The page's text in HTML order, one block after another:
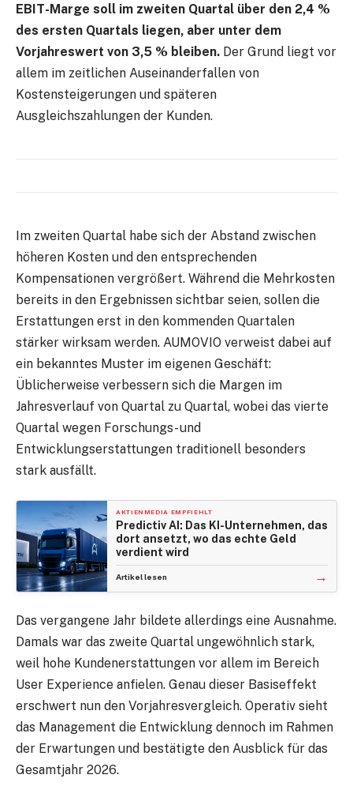
EBIT-Marge soll im zweiten Quartal über den 2,4 %
des ersten Quartals liegen, aber unter dem
Vorjahreswert von 3,5 % bleiben. Der Grund liegt vor
allem im zeitlichen Auseinanderfallen von
Kostensteigerungen und späteren
Ausgleichszahlungen der Kunden.
Im zweiten Quartal habe sich der Abstand zwischen
höheren Kosten und den entsprechenden
Kompensationen vergrößert. Während die Mehrkosten
bereits in den Ergebnissen sichtbar seien, sollen die
Erstattungen erst in den kommenden Quartalen
stärker wirksam werden. AUMOVIO verweist dabei auf
ein bekanntes Muster im eigenen Geschäft:
Üblicherweise verbessern sich die Margen im
Jahresverlauf von Quartal zu Quartal, wobei das vierte
Quartal wegen Forschungs- und
Entwicklungserstattungen traditionell besonders
stark ausfällt.
AKTIENMEDIA EMPFIEHLT
Predictiv AI: Das KI-Unternehmen, das
dort ansetzt, wo das echte Geld
verdient wird
Artikel lesen →
Das vergangene Jahr bildete allerdings eine Ausnahme.
Damals war das zweite Quartal ungewöhnlich stark,
weil hohe Kundenerstattungen vor allem im Bereich
User Experience anfielen. Genau dieser Basiseffekt
erschwert nun den Vorjahresvergleich. Operativ sieht
das Management die Entwicklung dennoch im Rahmen
der Erwartungen und bestätigte den Ausblick für das
Gesamtjahr 2026.